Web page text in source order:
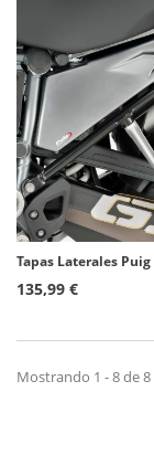
135,99 €
Mostrando 1 - 8 de 8